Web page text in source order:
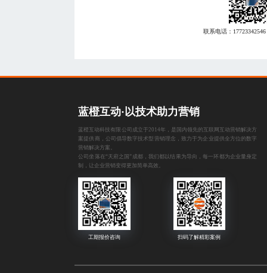
联系电话： 17723342546
蓝橙互动·以技术助力营销
蓝橙互动科技有限公司成立于2014年，是国内领先的互联网互动营销解决方
案提供商，公司倡导数字技术型营销理念，致力于为企业提供全方位的数字
营销解决方案。
公司坐落在“天府之国”成都，我们都以结果为导向，每一环都为企业量身定
制，让企业营销变得更加简单高效。